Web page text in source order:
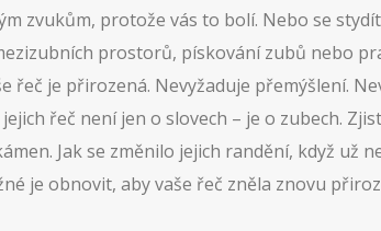
zvukům, protože vás to bolí. Nebo se
prostorů, pískování zubů nebo
je přirozená. Nevyžaduje přemýšlení.
řeč není jen o slovech – je o zubech.
Jak se změnilo jejich randění, když už
je obnovit, aby vaše řeč zněla znovu